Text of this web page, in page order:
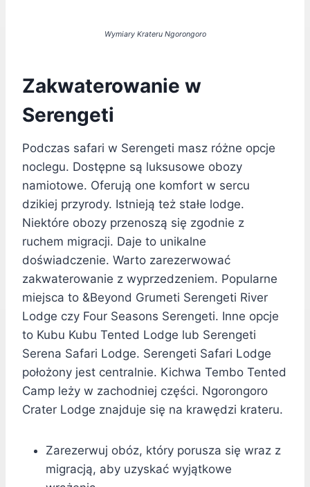
Wymiary Krateru Ngorongoro
Zakwaterowanie w
Serengeti
Podczas safari w Serengeti masz różne opcje
noclegu. Dostępne są luksusowe obozy
namiotowe. Oferują one komfort w sercu
dzikiej przyrody. Istnieją też stałe lodge.
Niektóre obozy przenoszą się zgodnie z
ruchem migracji. Daje to unikalne
doświadczenie. Warto zarezerwować
zakwaterowanie z wyprzedzeniem. Popularne
miejsca to &Beyond Grumeti Serengeti River
Lodge czy Four Seasons Serengeti. Inne opcje
to Kubu Kubu Tented Lodge lub Serengeti
Serena Safari Lodge. Serengeti Safari Lodge
położony jest centralnie. Kichwa Tembo Tented
Camp leży w zachodniej części. Ngorongoro
Crater Lodge znajduje się na krawędzi krateru.
Zarezerwuj obóz, który porusza się wraz z
migracją, aby uzyskać wyjątkowe